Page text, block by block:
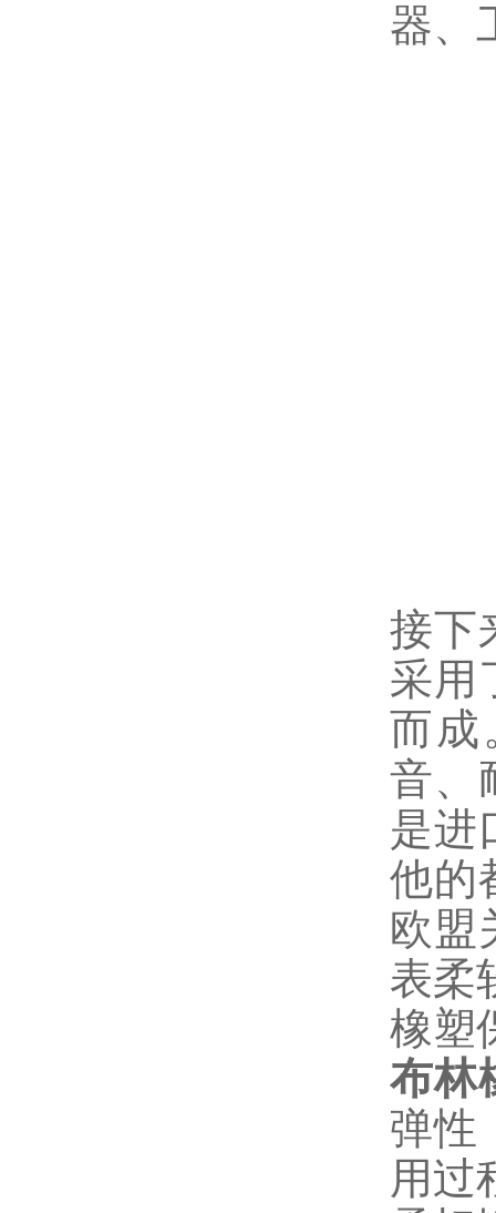
器、
接下
采用
而成
音、
是进
他的
欧盟
表柔
橡塑
布林
弹性
用过